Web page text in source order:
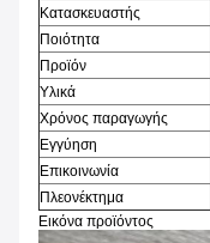
Κατασκευαστής
Ποιότητα
Προϊόν
Υλικά
Χρόνος παραγωγής
Εγγύηση
Επικοινωνία
Πλεονέκτημα
Εικόνα προϊόντος